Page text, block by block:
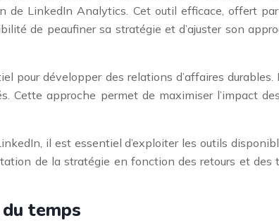
de LinkedIn Analytics. Cet outil efficace, offert
de peaufiner sa stratégie et d’ajuster son
pour développer des relations d’affaires
approche permet de maximiser l’impact
il est essentiel d’exploiter les outils
de la stratégie en fonction des retours et
temps